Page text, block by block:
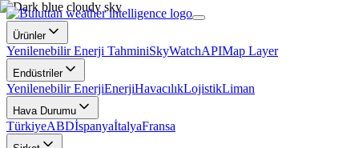
Ürünler
Yenilenebilir Enerji TahminiSkyWatchAPIMap Layer
Endüstriler
Yenilenebilir EnerjiEnerjiHavacılıkLojistikLiman
Hava Durumu
TürkiyeABDİspanyaİtalyaFransa